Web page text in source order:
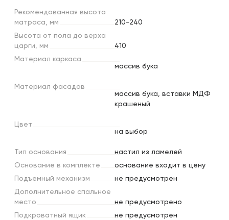
Рекомендованная высота
матраса, мм
210-240
Высота от пола до верха
царги, мм
410
Материал каркаса
массив бука
Материал фасадов
массив бука, вставки МДФ
крашеный
Цвет
на выбор
Тип основания
настил из ламелей
Основание в комплекте
основание входит в цену
Подъемный механизм
не предусмотрен
Дополнительное спальное
место
не предусмотрено
Подкроватный ящик
не предусмотрен